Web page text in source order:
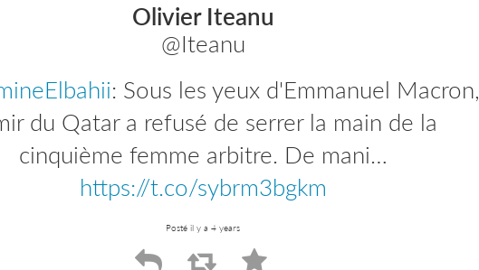
Olivier Iteanu
@Iteanu
: Sous les yeux d'Emmanuel Macron,
du Qatar a refusé de serrer la main de la
cinquième femme arbitre. De mani…
https://t.co/sybrm3bgkm
Posté il y a 4 years
: Plus que quelques heures pour vous
aux journées d'actualité de l'EFB Pendant 2
nous allons revenir…https://t.co/zyIWAlV2gn
Posté il y a 4 years